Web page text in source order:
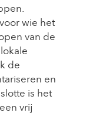
wie het
van de
de
en
is het
vrij